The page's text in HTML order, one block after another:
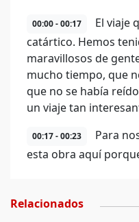
00:00 - 00:17
El viaje
catártico. Hemos
maravillosos de
mucho tiempo, que
que no se había
un viaje tan
00:17 - 00:23
Para
esta obra aquí
Relacionados